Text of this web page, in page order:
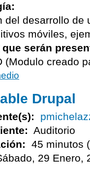
del desarrollo de
móviles,
serán
(Modulo creado
Drupal
Auditorio
45 minutos
29 Enero,